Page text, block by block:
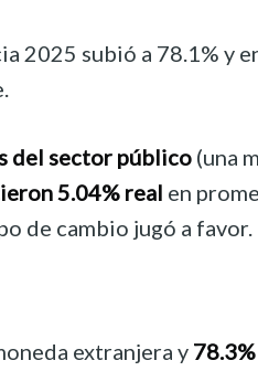
2025 subió a 78.1% y
del sector público (una
5.04% real en
de cambio jugó a favor.
extranjera y 78.3%